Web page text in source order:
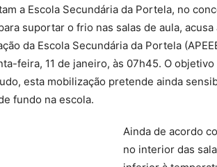
a Escola Secundária da Portela, no
suportar o frio nas salas de aula, acusa
da Escola Secundária da Portela
feira, 11 de janeiro, às 07h45. O
esta mobilização pretende ainda
fundo na escola.
Ainda de acordo
no interior das